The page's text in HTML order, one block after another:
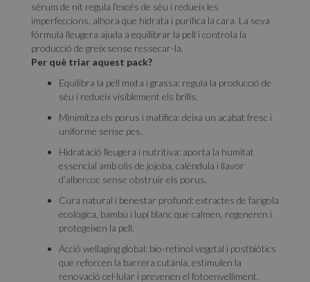
sèrum de nit regula l'excés de sèu i redueix les
imperfeccions, alhora que hidrata i purifica la cara. La seva
fórmula lleugera ajuda a equilibrar la pell i controla la
producció de greix sense ressecar-la.
Per què triar aquest pack?
Equilibra la pell mixta i grassa: regula la producció de
sèu i redueix visiblement els brills.
Minimitza els porus i matifica: deixa un acabat fresc i
uniforme sense pes.
Hidratació lleugera i nutritiva: aporta la humitat
essencial amb olis de jojoba, calèndula i llavor
d’albercoc sense obstruir els porus.
Cura natural i benestar profund: extractes de farigola
ecològica, bambú i lupí blanc que calmen, regeneren i
protegeixen la pell.
Acció wellaging global: bio-retinol vegetal i postbiótics
que reforcen la barrera cutània, estimulen la
renovació cel·lular i prevenen el fotoenvelliment.